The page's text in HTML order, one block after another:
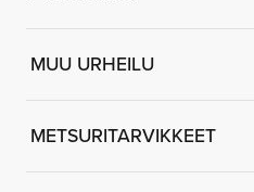
MUU URHEILU
METSURITARVIKKEET